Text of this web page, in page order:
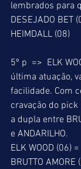
lembrados para
DESEJADO BET
HEIMDALL (08)
5º p  =>  ELK
última atuação,
facilidade. Com
cravação do
a dupla entre
e ANDARILHO.
ELK WOOD (06)
BRUTTO AMORE